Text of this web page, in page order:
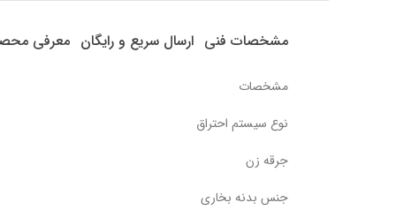
مشخصات فنی ارسال سریع و رایگان معرفی
مشخصات
نوع سیستم احتراق
جرقه زن
جنس بدنه بخاری